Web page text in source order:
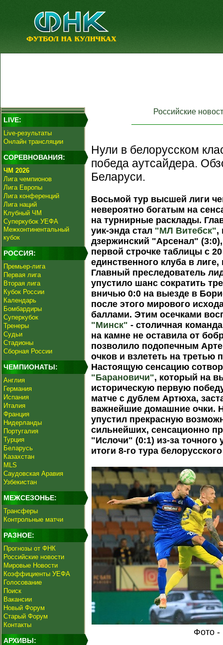
LIVE:
Live-результаты
Онлайн трансляции
СОРЕВНОВАНИЯ:
ЧМ 2026
Лига чемпионов
Лига Европы
Лига конференций
Лига наций
Клубный ЧМ
Суперкубок УЕФА
Межконтинентальный
кубок
РОССИЯ:
Премьер-лига
Первая лига
Вторая лига
Кубок России
Календарь
Бомбардиры
Суперкубок
Тренеры
Судьи
Стадионы
Сборная России
ЧЕМПИОНАТЫ:
Англия
Германия
Испания
Италия
Франция
Нидерланды
Португалия
Турция
Беларусь
Казахстан
MLS
Саудовская Аравия
Узбекистан
МЕЖСЕЗОНЬЕ:
Трансферы
Контрольные матчи
РАЗНОЕ:
Прогнозы от ФНК
Российские новости
Мировые Новости
Коэффициенты УЕФА
Голосование
Поиск
Вакансии
Новый Форум
Старый Форум
Контакты
АРХИВЫ:
Российские
Нули в белорусском
победа аутсайдера.
Беларуси.
Восьмой тур высшей лиги
невероятно богатым на
на турнирные расклады.
уик-энда стал "МЛ Витебск",
дзержинский "Арсенал"
первой строчке таблицы с
единственного клуба в
Главный преследователь
упустило шанс сократить
вничью 0:0 на выезде в
после этого мирового
баллами. Этим осечками
"Минск" - столичная
на камне не оставила от
позволило подопечным
очков и взлететь на третью
Настоящую сенсацию
"Барановичи", который на
историческую первую
матче с дублем Артюха,
важнейшие домашние очки.
упустил прекрасную
сильнейших, сенсационно
"Ислочи" (0:1) из-за
итоги 8-го тура
Фото